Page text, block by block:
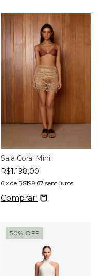
Saia Coral Mini
R$1.198,00
6 x de R$199,67 sem juros
Comprar
50% OFF